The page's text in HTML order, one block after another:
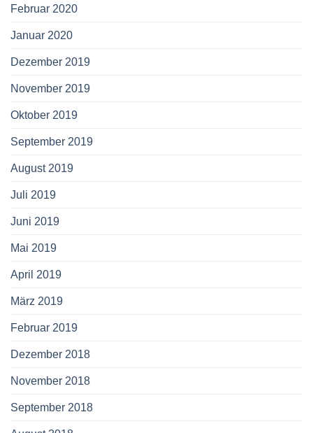
Februar 2020
Januar 2020
Dezember 2019
November 2019
Oktober 2019
September 2019
August 2019
Juli 2019
Juni 2019
Mai 2019
April 2019
März 2019
Februar 2019
Dezember 2018
November 2018
September 2018